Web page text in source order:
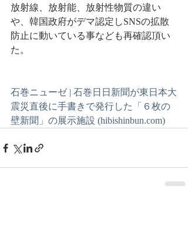
放射線、放射能、放射性物質の違い
や、韓国政府がデマ認定しSNSの拡散
防止に動いている事なども再確認頂い
た。
石巻ニューゼ | 石巻日日新聞が東日本大
震災直後に手書きで発行した「６枚の
壁新聞」の展示施設 (hibishinbun.com)